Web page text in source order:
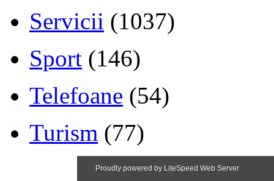
Servicii (1037)
Sport (146)
Telefoane (54)
Turism (77)